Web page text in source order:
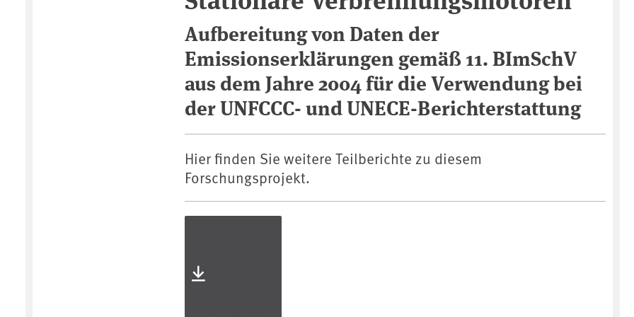
Aufbereitung von Daten der
Emissionserklärungen gemäß 11. BImSchV
aus dem Jahre 2004 für die Verwendung bei
der UNFCCC- und UNECE-Berichterstattung
Hier finden Sie weitere Teilberichte zu diesem
Forschungsprojekt.